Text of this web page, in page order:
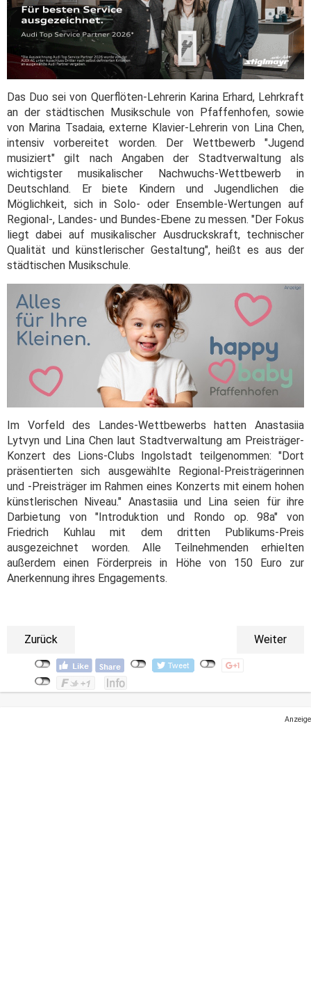
Das Duo sei von Querflöten-Lehrerin Karina Erhard, Lehrkraft
an der städtischen Musikschule von Pfaffenhofen, sowie
von Marina Tsadaia, externe Klavier-Lehrerin von Lina Chen,
intensiv vorbereitet worden. Der Wettbewerb "Jugend
musiziert" gilt nach Angaben der Stadtverwaltung als
wichtigster musikalischer Nachwuchs-Wettbewerb in
Deutschland. Er biete Kindern und Jugendlichen die
Möglichkeit, sich in Solo- oder Ensemble-Wertungen auf
Regional-, Landes- und Bundes-Ebene zu messen. "Der Fokus
liegt dabei auf musikalischer Ausdruckskraft, technischer
Qualität und künstlerischer Gestaltung", heißt es aus der
städtischen Musikschule.
Im Vorfeld des Landes-Wettbewerbs hatten Anastasiia
Lytvyn und Lina Chen laut Stadtverwaltung am Preisträger-
Konzert des Lions-Clubs Ingolstadt teilgenommen: "Dort
präsentierten sich ausgewählte Regional-Preisträgerinnen
und -Preisträger im Rahmen eines Konzerts mit einem hohen
künstlerischen Niveau." Anastasiia und Lina seien für ihre
Darbietung von "Introduktion und Rondo op. 98a" von
Friedrich Kuhlau mit dem dritten Publikums-Preis
ausgezeichnet worden. Alle Teilnehmenden erhielten
außerdem einen Förderpreis in Höhe von 150 Euro zur
Anerkennung ihres Engagements.
Zurück Weiter
Anzeige